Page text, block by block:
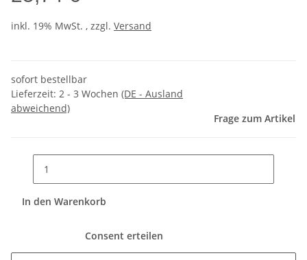
inkl. 19% MwSt. , zzgl. Versand
sofort bestellbar
Lieferzeit: 2 - 3 Wochen (DE - Ausland
abweichend)
Frage zum Artikel
In den Warenkorb
Consent erteilen